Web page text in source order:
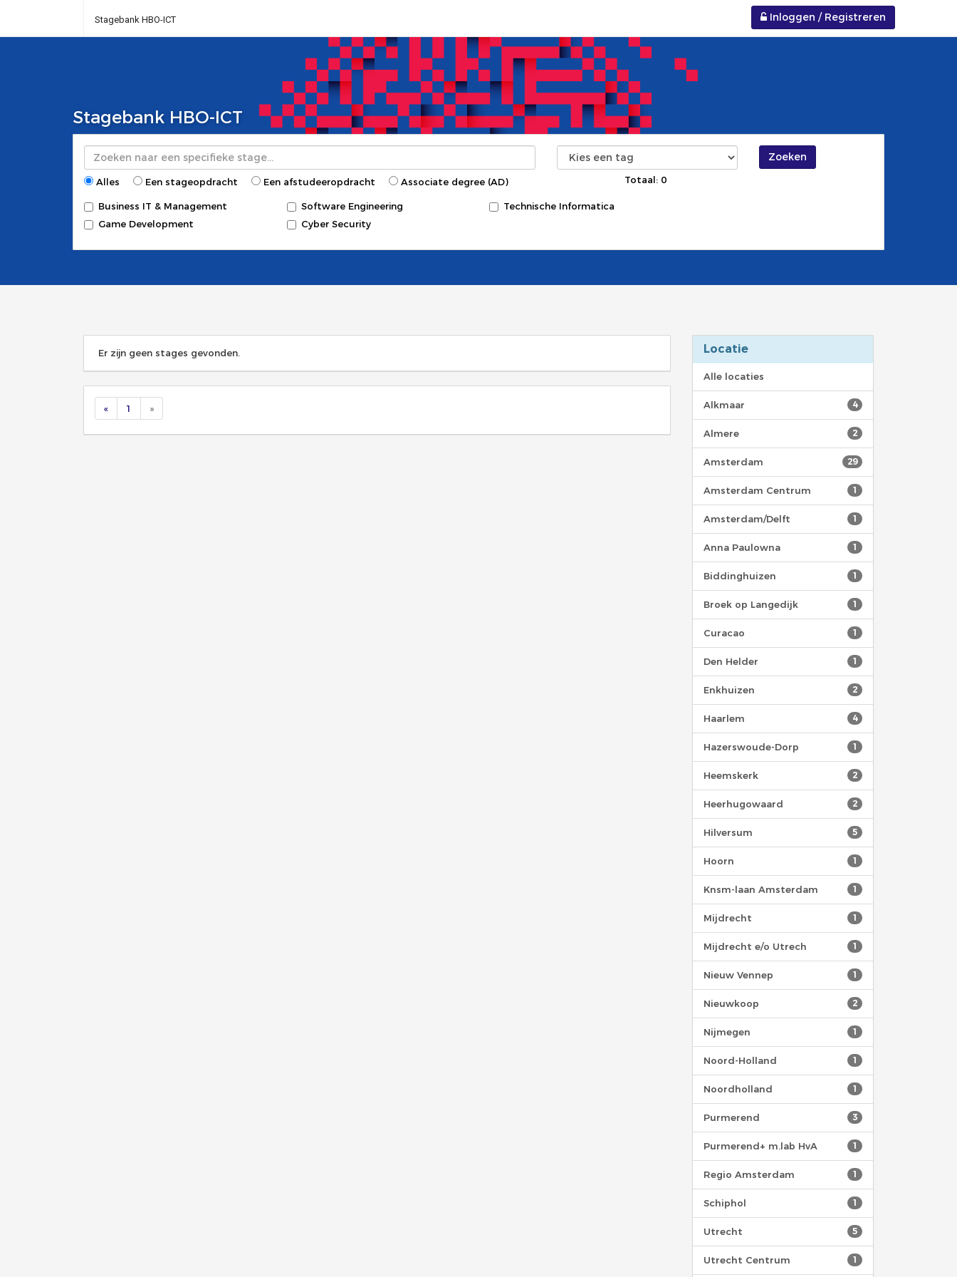
Stagebank HBO-ICT Inloggen / Registreren
Stagebank HBO-ICT
Zoeken Zoeken
Alles Een stageopdracht Een afstudeeropdracht Associate degree (AD) Totaal: 0
Business IT & Management
Game Development
Software Engineering
Cyber Security
Technische Informatica
Er zijn geen stages gevonden.
« 1 »
Locatie
Alle locaties
4
Alkmaar
2
Almere
29
Amsterdam
1
Amsterdam Centrum
1
Amsterdam/Delft
1
Anna Paulowna
1
Biddinghuizen
1
Broek op Langedijk
1
Curacao
1
Den Helder
2
Enkhuizen
4
Haarlem
1
Hazerswoude-Dorp
2
Heemskerk
2
Heerhugowaard
5
Hilversum
1
Hoorn
1
Knsm-laan Amsterdam
1
Mijdrecht
1
Mijdrecht e/o Utrech
1
Nieuw Vennep
2
Nieuwkoop
1
Nijmegen
1
Noord-Holland
1
Noordholland
3
Purmerend
1
Purmerend+ m.lab HvA
1
Regio Amsterdam
1
Schiphol
5
Utrecht
1
Utrecht Centrum